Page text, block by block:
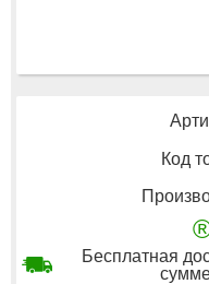
Код
Бесплатная